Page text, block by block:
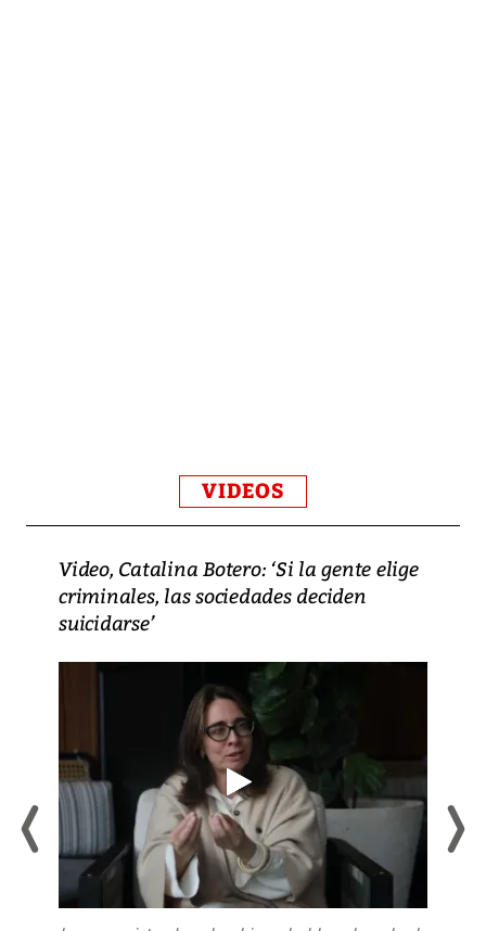
VIDEOS
Video, Catalina Botero: ‘Si la gente elige
criminales, las sociedades deciden
suicidarse’